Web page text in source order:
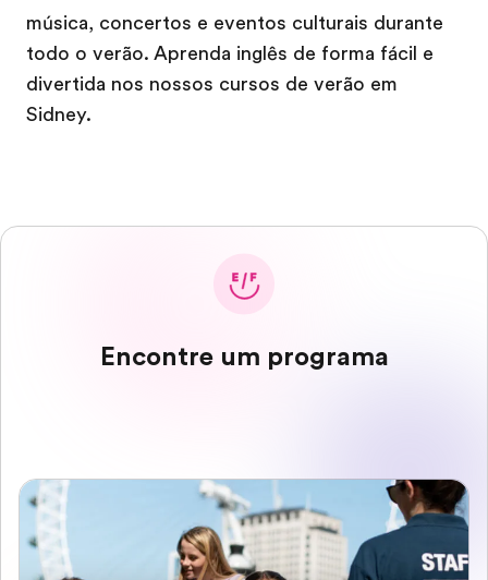
música, concertos e eventos culturais durante
todo o verão. Aprenda inglês de forma fácil e
divertida nos nossos cursos de verão em
Sidney.
Encontre um programa